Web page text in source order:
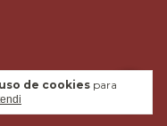
de cookies para
26 - 2026. Todos os